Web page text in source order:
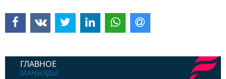
ГЛАВНОЕ
МАҢЫЗДЫ